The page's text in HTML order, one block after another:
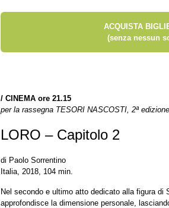
ACQUISTA
(senza nessun
/ CINEMA ore 21.15
per la rassegna TESORI NASCOSTI, 2ª edizione
LORO – Capitolo 2
di Paolo Sorrentino
Italia, 2018, 104 min.
Nel secondo e ultimo atto dedicato alla figura di
approfondisce la dimensione personale,